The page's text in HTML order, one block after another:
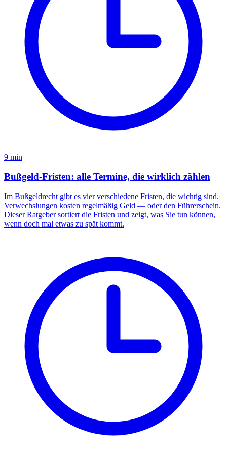
9 min
Bußgeld-Fristen: alle Termine, die wirklich zählen
Im Bußgeldrecht gibt es vier verschiedene Fristen, die wichtig sind.
Verwechslungen kosten regelmäßig Geld — oder den Führerschein.
Dieser Ratgeber sortiert die Fristen und zeigt, was Sie tun können,
wenn doch mal etwas zu spät kommt.